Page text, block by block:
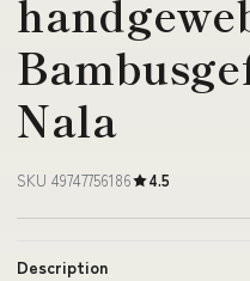
Nala
SKU 49747756186 4.5
Description